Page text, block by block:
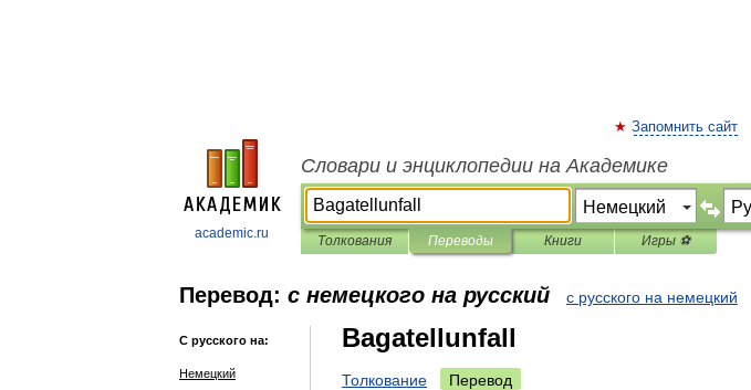
academic.ru
Запомнить сайт
Словари и энциклопедии на Академике
Толкования Переводы Книги Игры ⚽
Перевод: с немецкого на русский с русского на немецкий
С русского на:
Немецкий
Bagatellunfall
Толкование Перевод